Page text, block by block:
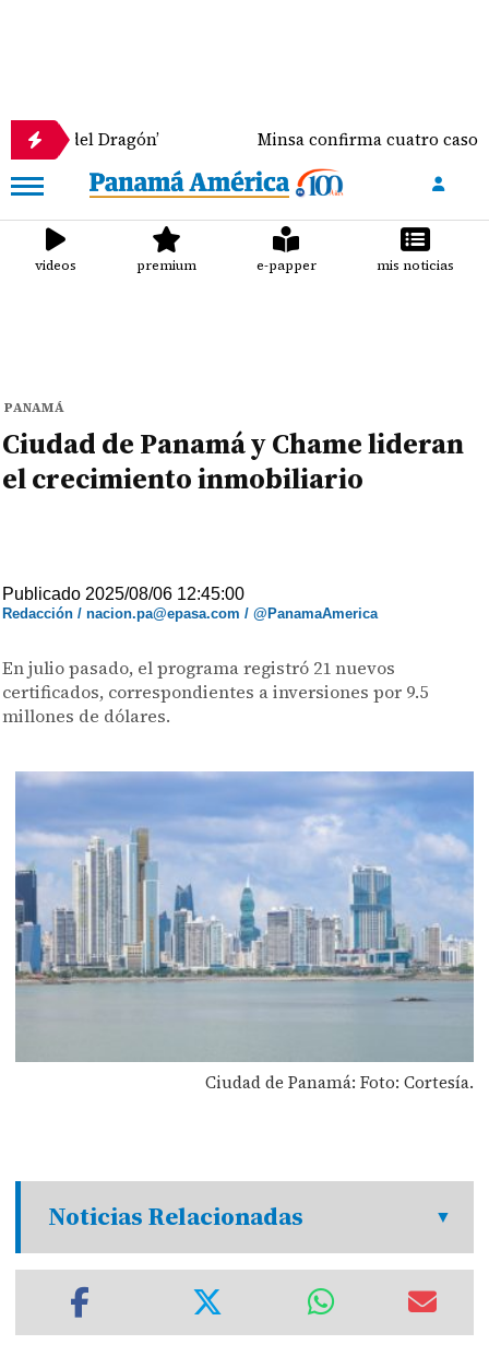
Dragón’ Minsa confirma cuatro casos de
videos premium e-papper mis noticias
PANAMÁ
Ciudad de Panamá y Chame lideran
el crecimiento inmobiliario
Publicado 2025/08/06 12:45:00
Redacción / nacion.pa@epasa.com / @PanamaAmerica
En julio pasado, el programa registró 21 nuevos
certificados, correspondientes a inversiones por 9.5
millones de dólares.
Ciudad de Panamá: Foto: Cortesía.
Noticias Relacionadas